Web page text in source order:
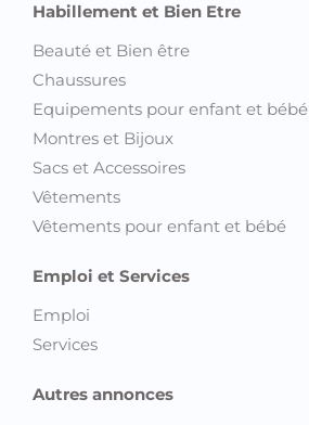
Habillement et Bien Etre
Beauté et Bien être
Chaussures
Equipements pour enfant et bébé
Montres et Bijoux
Sacs et Accessoires
Vêtements
Vêtements pour enfant et bébé
Emploi et Services
Emploi
Services
Autres annonces